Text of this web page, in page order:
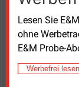
Lesen Sie
ohne
E&M Probe-
Werbefrei
Der VKU